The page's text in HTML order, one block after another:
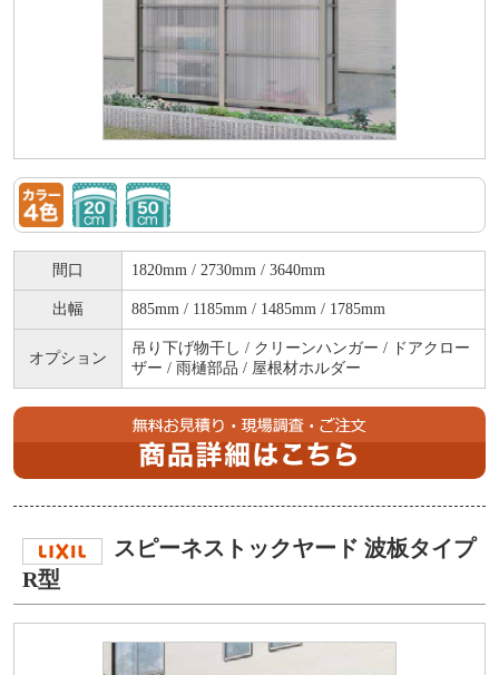
間口 1820mm / 2730mm / 3640mm
出幅 885mm / 1185mm / 1485mm / 1785mm
オプション
吊り下げ物干し / クリーンハンガー / ドアクロー
ザー / 雨樋部品 / 屋根材ホルダー
スピーネストックヤード 波板タイプ
R型